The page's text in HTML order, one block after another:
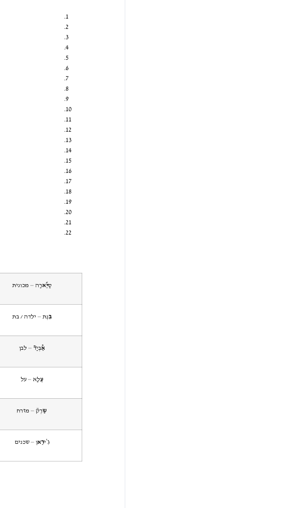
סַיַ&
‏‏‎ארַה – מכונית
בִּנְת – ילדה / בת
אַ@בְּיַד~ – לבן
עַלַא – על
שַרְק~ – מזרח
גִ’ירַאן – שכנים